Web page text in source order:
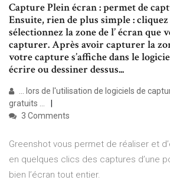
Capture Plein écran : permet de
Ensuite, rien de plus simple :
sélectionnez la zone de l’ écran que
capturer. Après avoir capturer la
votre capture s’affiche dans le
écrire ou dessiner dessus...
... lors de l'utilisation de logiciels de
gratuits ...
3 Comments
Greenshot vous permet de réaliser et
en quelques clics des captures d’une
bien l’écran tout entier.